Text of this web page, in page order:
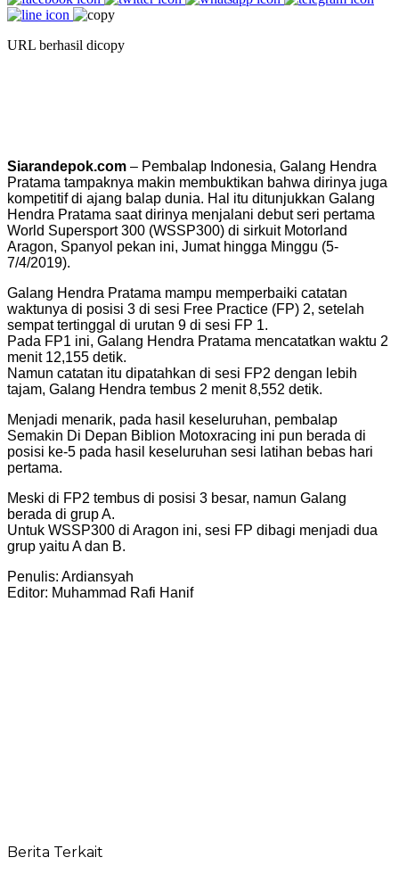
URL berhasil dicopy
Siarandepok.com – Pembalap Indonesia, Galang Hendra
Pratama tampaknya makin membuktikan bahwa dirinya juga
kompetitif di ajang balap dunia. Hal itu ditunjukkan Galang
Hendra Pratama saat dirinya menjalani debut seri pertama
World Supersport 300 (WSSP300) di sirkuit Motorland
Aragon, Spanyol pekan ini, Jumat hingga Minggu (5-
7/4/2019).
Galang Hendra Pratama mampu memperbaiki catatan
waktunya di posisi 3 di sesi Free Practice (FP) 2, setelah
sempat tertinggal di urutan 9 di sesi FP 1.
Pada FP1 ini, Galang Hendra Pratama mencatatkan waktu 2
menit 12,155 detik.
Namun catatan itu dipatahkan di sesi FP2 dengan lebih
tajam, Galang Hendra tembus 2 menit 8,552 detik.
Menjadi menarik, pada hasil keseluruhan, pembalap
Semakin Di Depan Biblion Motoxracing ini pun berada di
posisi ke-5 pada hasil keseluruhan sesi latihan bebas hari
pertama.
Meski di FP2 tembus di posisi 3 besar, namun Galang
berada di grup A.
Untuk WSSP300 di Aragon ini, sesi FP dibagi menjadi dua
grup yaitu A dan B.
Penulis: Ardiansyah
Editor: Muhammad Rafi Hanif
Berita Terkait